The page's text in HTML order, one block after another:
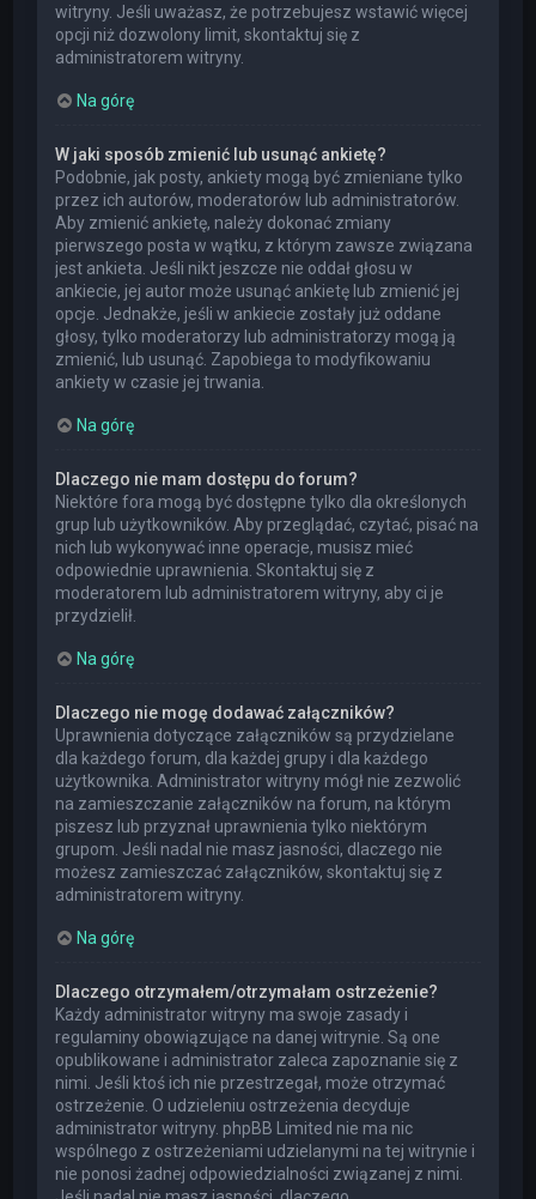
witryny. Jeśli uważasz, że potrzebujesz wstawić więcej
opcji niż dozwolony limit, skontaktuj się z
administratorem witryny.
Na górę
W jaki sposób zmienić lub usunąć ankietę?
Podobnie, jak posty, ankiety mogą być zmieniane tylko
przez ich autorów, moderatorów lub administratorów.
Aby zmienić ankietę, należy dokonać zmiany
pierwszego posta w wątku, z którym zawsze związana
jest ankieta. Jeśli nikt jeszcze nie oddał głosu w
ankiecie, jej autor może usunąć ankietę lub zmienić jej
opcje. Jednakże, jeśli w ankiecie zostały już oddane
głosy, tylko moderatorzy lub administratorzy mogą ją
zmienić, lub usunąć. Zapobiega to modyfikowaniu
ankiety w czasie jej trwania.
Na górę
Dlaczego nie mam dostępu do forum?
Niektóre fora mogą być dostępne tylko dla określonych
grup lub użytkowników. Aby przeglądać, czytać, pisać na
nich lub wykonywać inne operacje, musisz mieć
odpowiednie uprawnienia. Skontaktuj się z
moderatorem lub administratorem witryny, aby ci je
przydzielił.
Na górę
Dlaczego nie mogę dodawać załączników?
Uprawnienia dotyczące załączników są przydzielane
dla każdego forum, dla każdej grupy i dla każdego
użytkownika. Administrator witryny mógł nie zezwolić
na zamieszczanie załączników na forum, na którym
piszesz lub przyznał uprawnienia tylko niektórym
grupom. Jeśli nadal nie masz jasności, dlaczego nie
możesz zamieszczać załączników, skontaktuj się z
administratorem witryny.
Na górę
Dlaczego otrzymałem/otrzymałam ostrzeżenie?
Każdy administrator witryny ma swoje zasady i
regulaminy obowiązujące na danej witrynie. Są one
opublikowane i administrator zaleca zapoznanie się z
nimi. Jeśli ktoś ich nie przestrzegał, może otrzymać
ostrzeżenie. O udzieleniu ostrzeżenia decyduje
administrator witryny. phpBB Limited nie ma nic
wspólnego z ostrzeżeniami udzielanymi na tej witrynie i
nie ponosi żadnej odpowiedzialności związanej z nimi.